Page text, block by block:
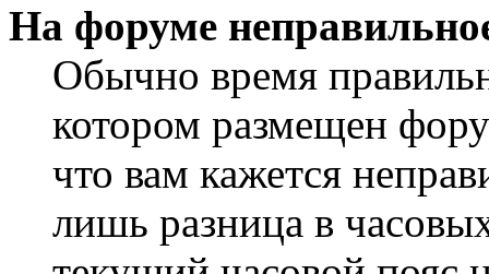
На форуме
Обычно время
котором размещен
что вам кажется
лишь разница в